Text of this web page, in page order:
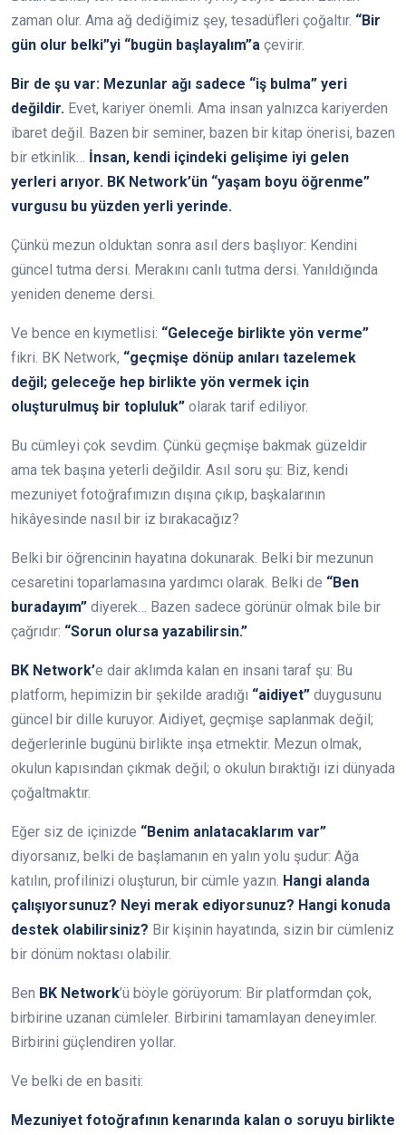
zaman olur. Ama ağ dediğimiz şey, tesadüfleri çoğaltır. “Bir
gün olur belki”yi “bugün başlayalım”a çevirir.
Bir de şu var: Mezunlar ağı sadece “iş bulma” yeri
değildir. Evet, kariyer önemli. Ama insan yalnızca kariyerden
ibaret değil. Bazen bir seminer, bazen bir kitap önerisi, bazen
bir etkinlik… İnsan, kendi içindeki gelişime iyi gelen
yerleri arıyor. BK Network’ün “yaşam boyu öğrenme”
vurgusu bu yüzden yerli yerinde.
Çünkü mezun olduktan sonra asıl ders başlıyor: Kendini
güncel tutma dersi. Merakını canlı tutma dersi. Yanıldığında
yeniden deneme dersi.
Ve bence en kıymetlisi: “Geleceğe birlikte yön verme”
fikri. BK Network, “geçmişe dönüp anıları tazelemek
değil; geleceğe hep birlikte yön vermek için
oluşturulmuş bir topluluk” olarak tarif ediliyor.
Bu cümleyi çok sevdim. Çünkü geçmişe bakmak güzeldir
ama tek başına yeterli değildir. Asıl soru şu: Biz, kendi
mezuniyet fotoğrafımızın dışına çıkıp, başkalarının
hikâyesinde nasıl bir iz bırakacağız?
Belki bir öğrencinin hayatına dokunarak. Belki bir mezunun
cesaretini toparlamasına yardımcı olarak. Belki de “Ben
buradayım” diyerek… Bazen sadece görünür olmak bile bir
çağrıdır: “Sorun olursa yazabilirsin.”
BK Network’e dair aklımda kalan en insani taraf şu: Bu
platform, hepimizin bir şekilde aradığı “aidiyet” duygusunu
güncel bir dille kuruyor. Aidiyet, geçmişe saplanmak değil;
değerlerinle bugünü birlikte inşa etmektir. Mezun olmak,
okulun kapısından çıkmak değil; o okulun bıraktığı izi dünyada
çoğaltmaktır.
Eğer siz de içinizde “Benim anlatacaklarım var”
diyorsanız, belki de başlamanın en yalın yolu şudur: Ağa
katılın, profilinizi oluşturun, bir cümle yazın. Hangi alanda
çalışıyorsunuz? Neyi merak ediyorsunuz? Hangi konuda
destek olabilirsiniz? Bir kişinin hayatında, sizin bir cümleniz
bir dönüm noktası olabilir.
Ben BK Network’ü böyle görüyorum: Bir platformdan çok,
birbirine uzanan cümleler. Birbirini tamamlayan deneyimler.
Birbirini güçlendiren yollar.
Ve belki de en basiti:
Mezuniyet fotoğrafının kenarında kalan o soruyu birlikte